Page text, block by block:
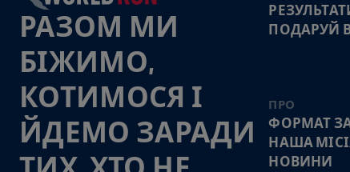
РАЗОМ МИ
БІЖИМО,
КОТИМОСЯ І
ЙДЕМО ЗАРАДИ
ПОДАРУЙ
ПРО
ФОРМАТ
НАША
НОВИНИ